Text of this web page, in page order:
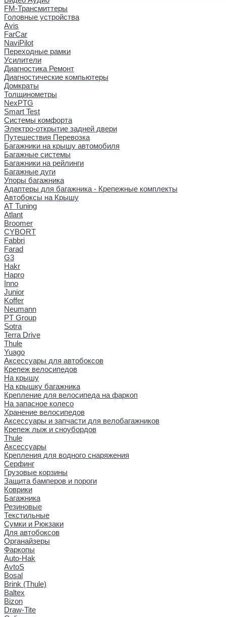
FM-Трансмиттеры
Головные устройства
Avis
FarCar
NaviPilot
Переходные рамки
Усилители
Диагностика Ремонт
Диагностические компьютеры
Домкраты
Толщинометры
NexPTG
Smart Test
Системы комфорта
Электро-открытие задней двери
Путешествия Перевозка
Багажники на крышу автомобиля
Багажные системы
Багажники на рейлинги
Багажные дуги
Упоры багажника
Адаптеры для багажника - Крепежные комплекты
Автобоксы на Крышу
AT Tuning
Atlant
Broomer
CYBORT
Fabbri
Farad
G3
Hakr
Hapro
Inno
Junior
Koffer
Neumann
PT Group
Sotra
Terra Drive
Thule
Yuago
Аксессуары для автобоксов
Крепеж велосипедов
На крышу
На крышку багажника
Крепление для велосипеда на фаркоп
На запасное колесо
Хранение велосипедов
Аксессуары и запчасти для велобагажников
Крепеж лыж и сноубордов
Thule
Аксессуары
Крепления для водного снаряжения
Серфинг
Грузовые корзины
Защита бамперов и пороги
Коврики
Багажника
Резиновые
Текстильные
Сумки и Рюкзаки
Для автобоксов
Органайзеры
Фаркопы
Auto-Hak
AvtoS
Bosal
Brink (Thule)
Baltex
Bizon
Draw-Tite